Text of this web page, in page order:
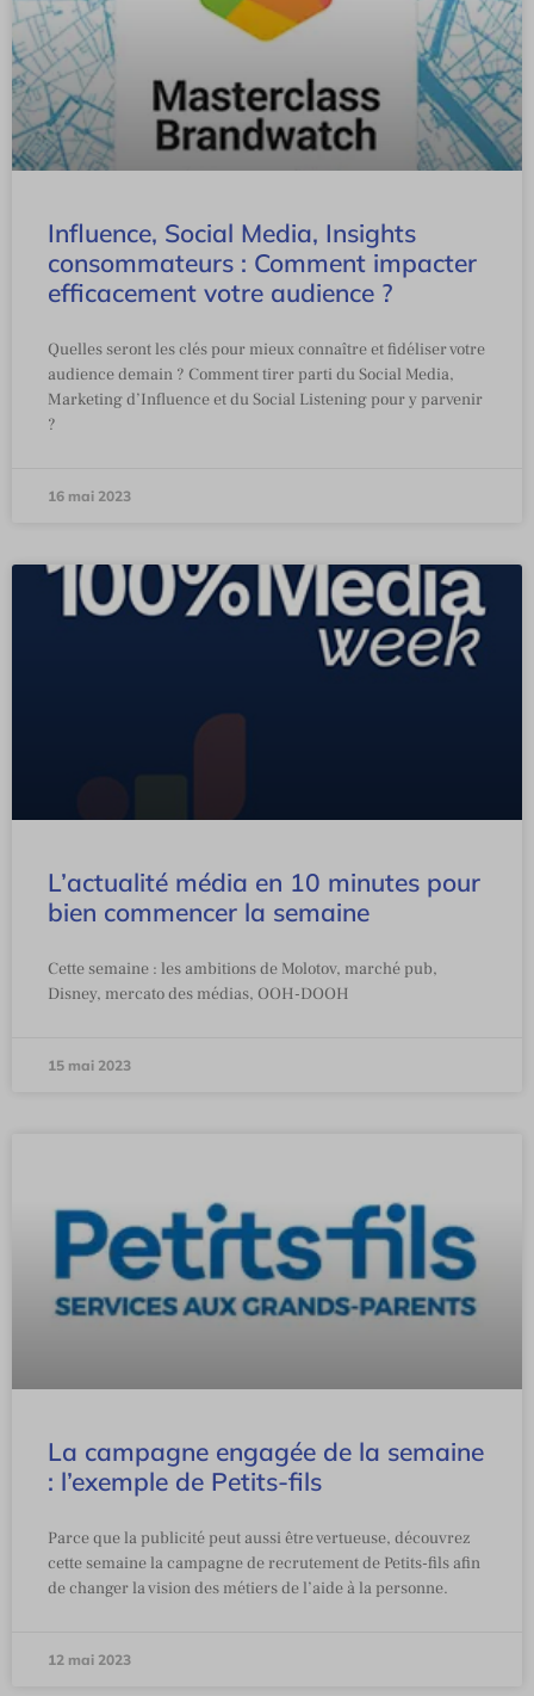
Influence, Social Media, Insights
consommateurs : Comment impacter
efficacement votre audience ?
Quelles seront les clés pour mieux connaître et fidéliser votre
audience demain ? Comment tirer parti du Social Media,
Marketing d’Influence et du Social Listening pour y parvenir
?
16 mai 2023
L’actualité média en 10 minutes pour
bien commencer la semaine
Cette semaine : les ambitions de Molotov, marché pub,
Disney, mercato des médias, OOH-DOOH
15 mai 2023
La campagne engagée de la semaine
: l’exemple de Petits-fils
Parce que la publicité peut aussi être vertueuse, découvrez
cette semaine la campagne de recrutement de Petits-fils afin
de changer la vision des métiers de l’aide à la personne.
12 mai 2023